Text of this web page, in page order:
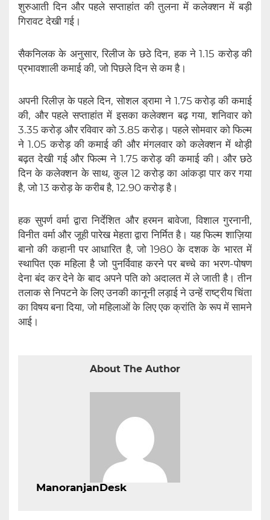
शुरुआती दिन और पहले सप्ताहांत की तुलना में कलेक्शन में बड़ी
गिरावट देखी गई।
सैकनिलक के अनुसार, रिलीज के छठे दिन, हक ने 1.15 करोड़ की
प्रभावशाली कमाई की, जो पिछले दिन से कम है।
अपनी रिलीज़ के पहले दिन, सोशल ड्रामा ने 1.75 करोड़ की कमाई
की, और पहले सप्ताहांत में इसका कलेक्शन बढ़ गया, शनिवार को
3.35 करोड़ और रविवार को 3.85 करोड़। पहले सोमवार को फिल्म
ने 1.05 करोड़ की कमाई की और मंगलवार को कलेक्शन में थोड़ी
बढ़त देखी गई और फिल्म ने 1.75 करोड़ की कमाई की। और छठे
दिन के कलेक्शन के साथ, कुल 12 करोड़ का आंकड़ा पार कर गया
है, जो 13 करोड़ के करीब है, 12.90 करोड़ है।
हक सुपर्ण वर्मा द्वारा निर्देशित और हरमन बावेजा, विशाल गुरनानी,
विनीत वर्मा और जूही पारेख मेहता द्वारा निर्मित है। यह फिल्म शाज़िया
बानो की कहानी पर आधारित है, जो 1980 के दशक के भारत में
स्थापित एक महिला है जो पुनर्विवाह करने पर बच्चे का भरण-पोषण
देना बंद कर देने के बाद अपने पति को अदालत में ले जाती है। तीन
तलाक से निपटने के लिए उनकी कानूनी लड़ाई ने उन्हें राष्ट्रीय चिंता
का विषय बना दिया, जो महिलाओं के लिए एक क्रांति के रूप में सामने
आई।
About The Author
ManoranjanDesk